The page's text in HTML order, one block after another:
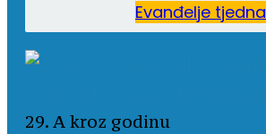
Evanđelje tjedna
29. A kroz godinu